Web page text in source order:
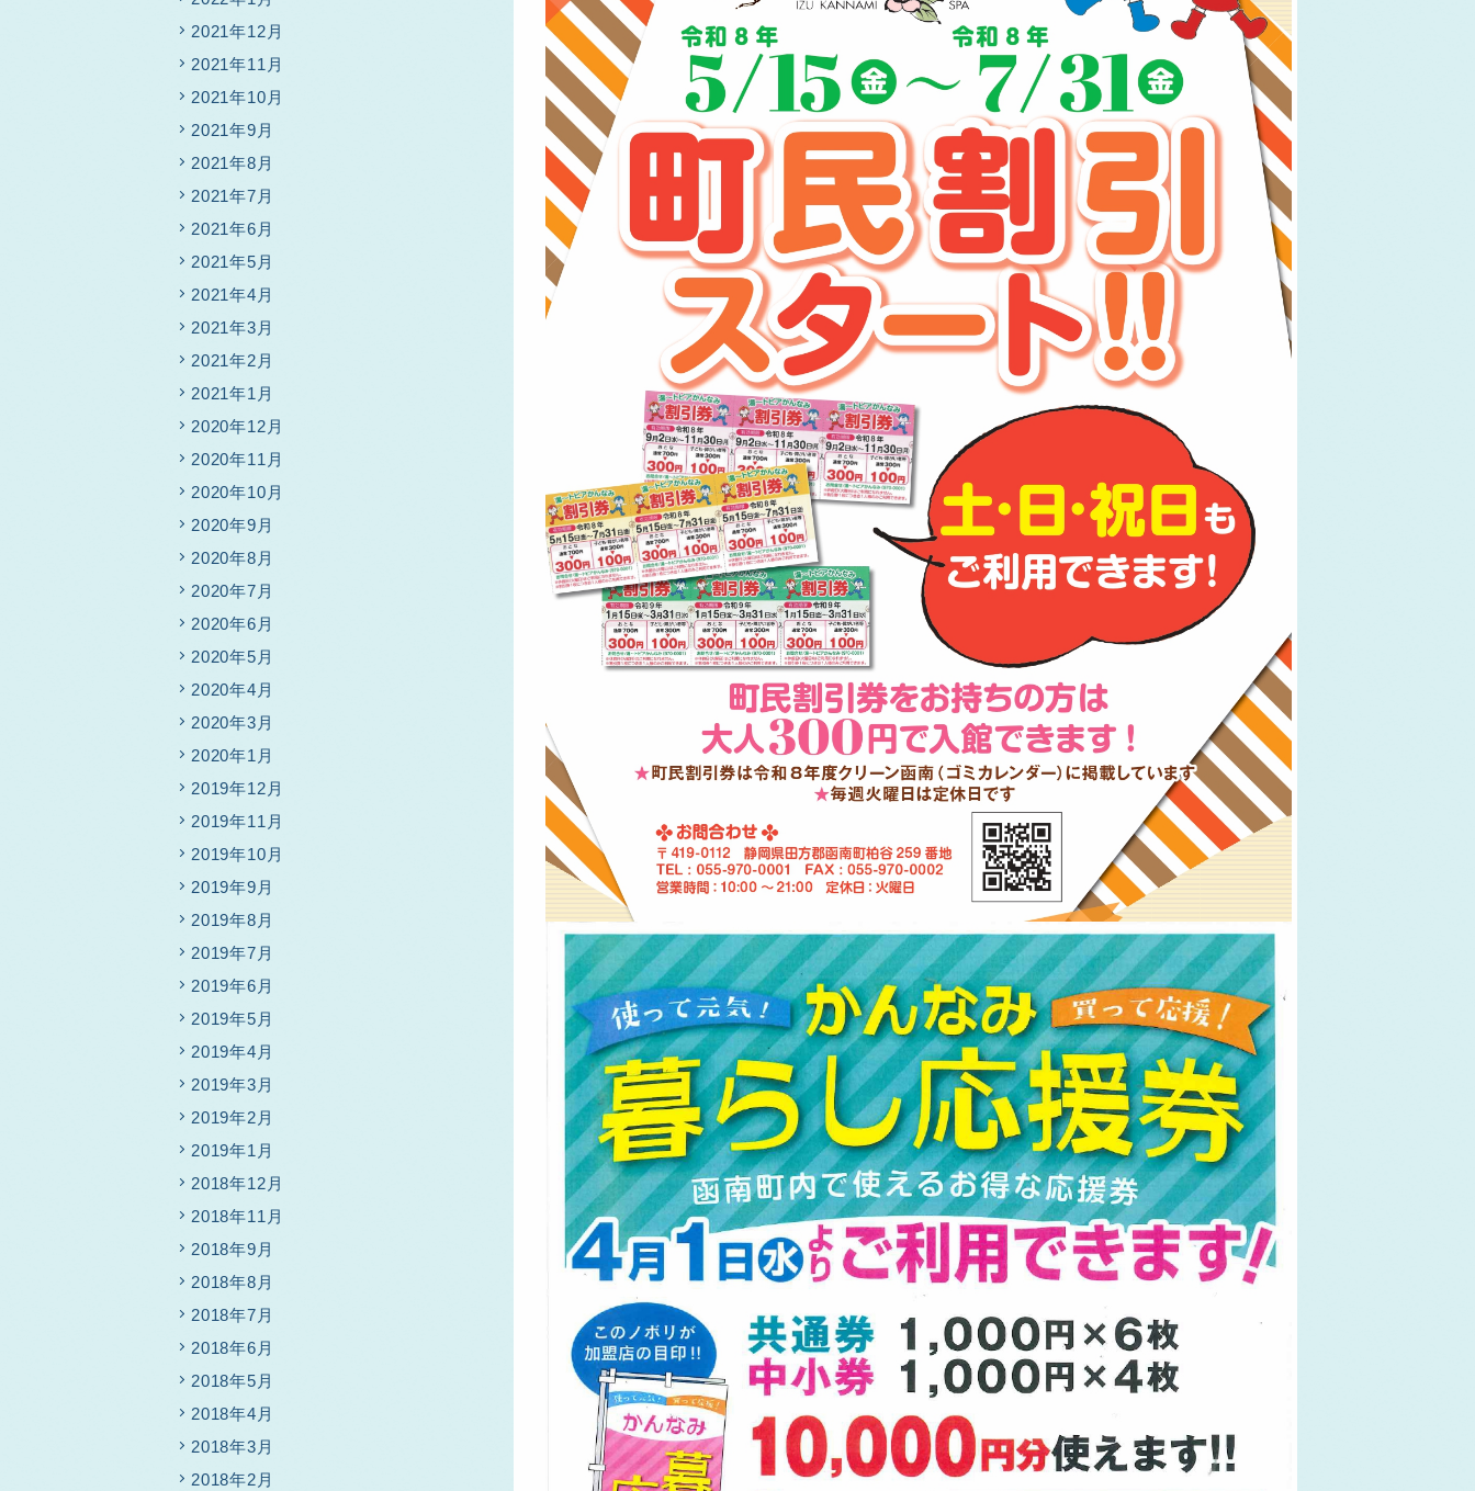
2021年12月
2021年11月
2021年10月
2021年9月
2021年8月
2021年7月
2021年6月
2021年5月
2021年4月
2021年3月
2021年2月
2021年1月
2020年12月
2020年11月
2020年10月
2020年9月
2020年8月
2020年7月
2020年6月
2020年5月
2020年4月
2020年3月
2020年1月
2019年12月
2019年11月
2019年10月
2019年9月
2019年8月
2019年7月
2019年6月
2019年5月
2019年4月
2019年3月
2019年2月
2019年1月
2018年12月
2018年11月
2018年9月
2018年8月
2018年7月
2018年6月
2018年5月
2018年4月
2018年3月
2018年2月